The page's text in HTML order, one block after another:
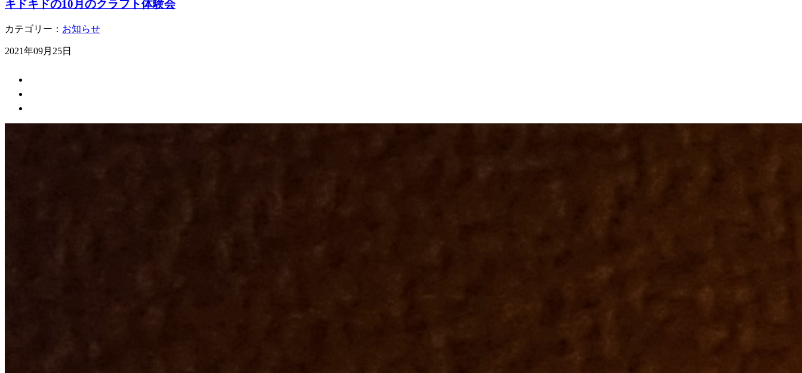
キドキドの10月のクラフト体験会
カテゴリー： お知らせ
2021年09月25日